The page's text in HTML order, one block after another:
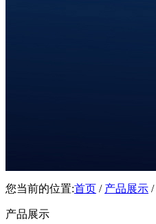
您当前的位置:首页 / 产品展示 /
产品展示